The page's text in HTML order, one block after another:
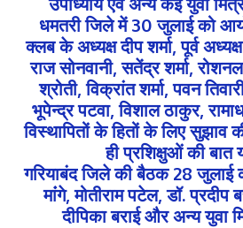
धमतरी जिले में 30 जुलाई को
क्लब के अध्यक्ष दीप शर्मा, पूर्व
राज सोनवानी, सतेंद्र शर्मा,
श्रोती, विक्रांत शर्मा, पवन
भूपेन्द्र पटवा, विशाल ठाकुर,
विस्थापितों के हितों के लिए
ही प्रशिक्षुओं की बात
गरियाबंद जिले की बैठक 28 जुलाई
मांंगे, मोतीराम पटेल, डॉ. प्रदीप
दीपिका बराई और अन्य युवा